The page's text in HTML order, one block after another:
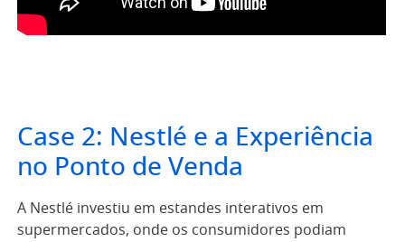
Case 2: Nestlé e a Experiência
no Ponto de Venda
A Nestlé investiu em estandes interativos em
supermercados, onde os consumidores podiam